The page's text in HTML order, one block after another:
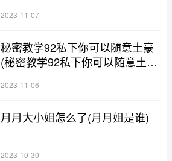
2023-11-07
秘密教学92私下你可以随意土豪
(秘密教学92私下你可以随意土豪
2023-11-06
月月大小姐怎么了(月月姐是谁)
2023-10-30